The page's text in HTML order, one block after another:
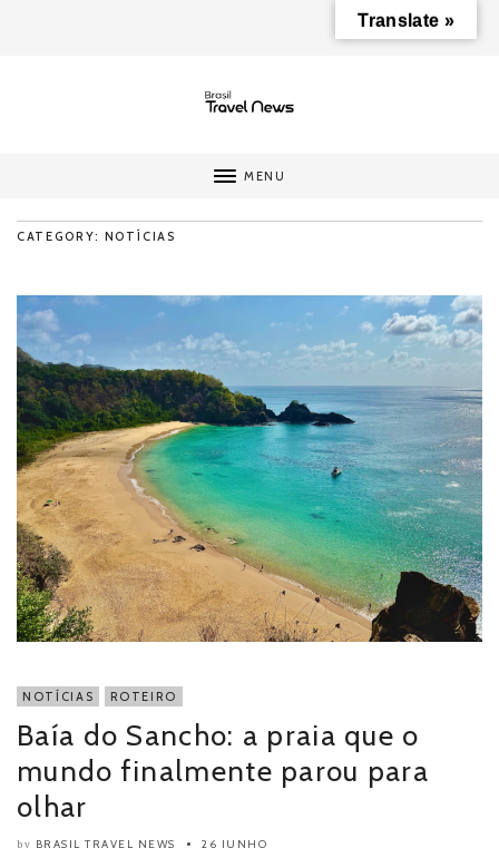
MENU
CATEGORY: NOTÍCIAS
NOTÍCIAS ROTEIRO
Baía do Sancho: a praia que o
mundo finalmente parou para
olhar
by BRASIL TRAVEL NEWS 26 JUNHO
Translate »